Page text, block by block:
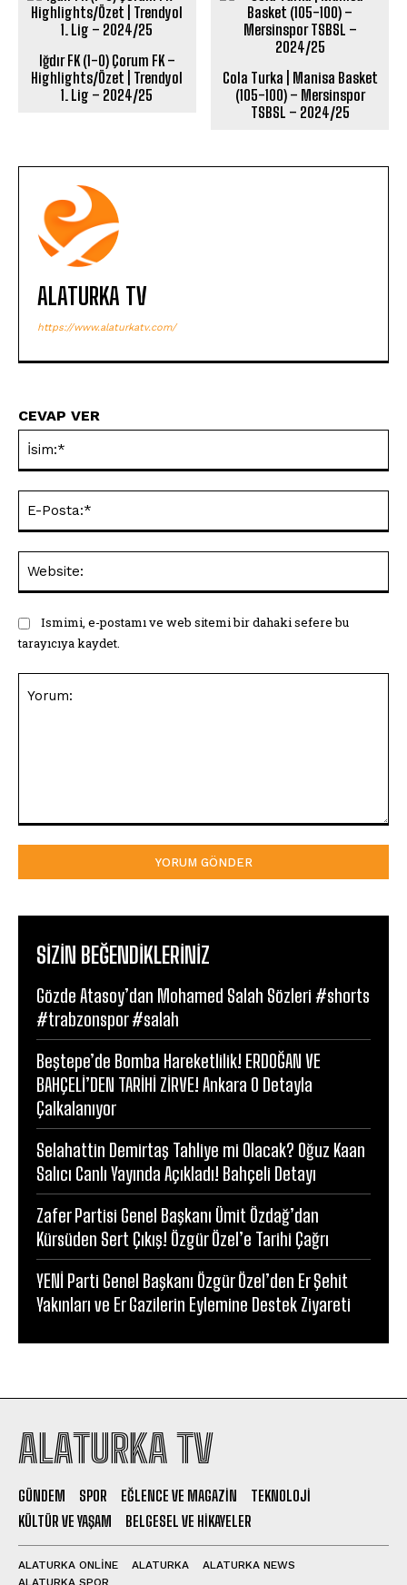
Iğdır FK (1-0) Çorum FK –
Highlights/Özet | Trendyol
1. Lig – 2024/25
Cola Turka | Manisa Basket
(105-100) – Mersinspor
TSBSL – 2024/25
ALATURKA TV
https://www.alaturkatv.com/
CEVAP VER
Ismimi, e-postamı ve web sitemi bir dahaki sefere bu
tarayıcıya kaydet.
SIZIN BEĞENDIKLERINIZ
Gözde Atasoy’dan Mohamed Salah Sözleri #shorts
#trabzonspor #salah
Beştepe’de Bomba Hareketlilik! ERDOĞAN VE
BAHÇELİ’DEN TARİHİ ZİRVE! Ankara O Detayla
Çalkalanıyor
Selahattin Demirtaş Tahliye mi Olacak? Oğuz Kaan
Salıcı Canlı Yayında Açıkladı! Bahçeli Detayı
Zafer Partisi Genel Başkanı Ümit Özdağ’dan
Kürsüden Sert Çıkış! Özgür Özel’e Tarihi Çağrı
YENİ Parti Genel Başkanı Özgür Özel’den Er Şehit
Yakınları ve Er Gazilerin Eylemine Destek Ziyareti
ALATURKA TV
GÜNDEM SPOR EĞLENCE VE MAGAZIN
TEKNOLOJI
KÜLTÜR VE YAŞAM
BELGESEL VE HIKAYELER
ALATURKA ONLINE ALATURKA
ALATURKA NEWS
ALATURKA SPOR